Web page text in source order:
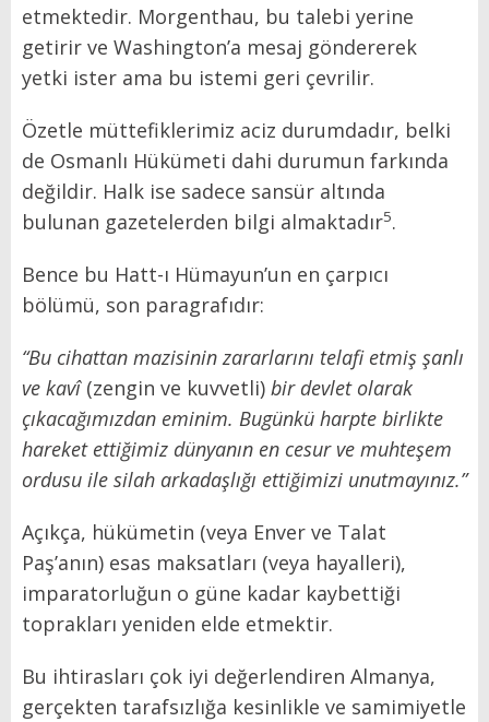
etmektedir. Morgenthau, bu talebi yerine
getirir ve Washington’a mesaj göndererek
yetki ister ama bu istemi geri çevrilir.
Özetle müttefiklerimiz aciz durumdadır, belki
de Osmanlı Hükümeti dahi durumun farkında
değildir. Halk ise sadece sansür altında
bulunan gazetelerden bilgi almaktadır5.
Bence bu Hatt-ı Hümayun’un en çarpıcı
bölümü, son paragrafıdır:
“Bu cihattan mazisinin zararlarını telafi etmiş şanlı
ve kavî (zengin ve kuvvetli) bir devlet olarak
çıkacağımızdan eminim. Bugünkü harpte birlikte
hareket ettiğimiz dünyanın en cesur ve muhteşem
ordusu ile silah arkadaşlığı ettiğimizi unutmayınız.”
Açıkça, hükümetin (veya Enver ve Talat
Paş’anın) esas maksatları (veya hayalleri),
imparatorluğun o güne kadar kaybettiği
toprakları yeniden elde etmektir.
Bu ihtirasları çok iyi değerlendiren Almanya,
gerçekten tarafsızlığa kesinlikle ve samimiyetle